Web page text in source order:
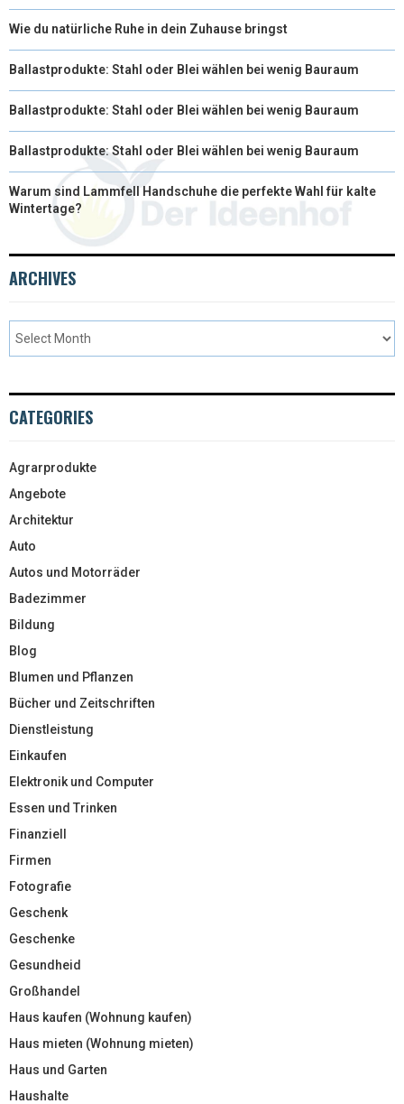
Wie du natürliche Ruhe in dein Zuhause bringst
Ballastprodukte: Stahl oder Blei wählen bei wenig Bauraum
Ballastprodukte: Stahl oder Blei wählen bei wenig Bauraum
Ballastprodukte: Stahl oder Blei wählen bei wenig Bauraum
Warum sind Lammfell Handschuhe die perfekte Wahl für kalte
Wintertage?
ARCHIVES
CATEGORIES
Agrarprodukte
Angebote
Architektur
Auto
Autos und Motorräder
Badezimmer
Bildung
Blog
Blumen und Pflanzen
Bücher und Zeitschriften
Dienstleistung
Einkaufen
Elektronik und Computer
Essen und Trinken
Finanziell
Firmen
Fotografie
Geschenk
Geschenke
Gesundheid
Großhandel
Haus kaufen (Wohnung kaufen)
Haus mieten (Wohnung mieten)
Haus und Garten
Haushalte